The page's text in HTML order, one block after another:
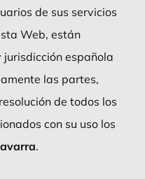
de sus servicios
Web, están
española
las partes,
de todos los
con su uso los
.